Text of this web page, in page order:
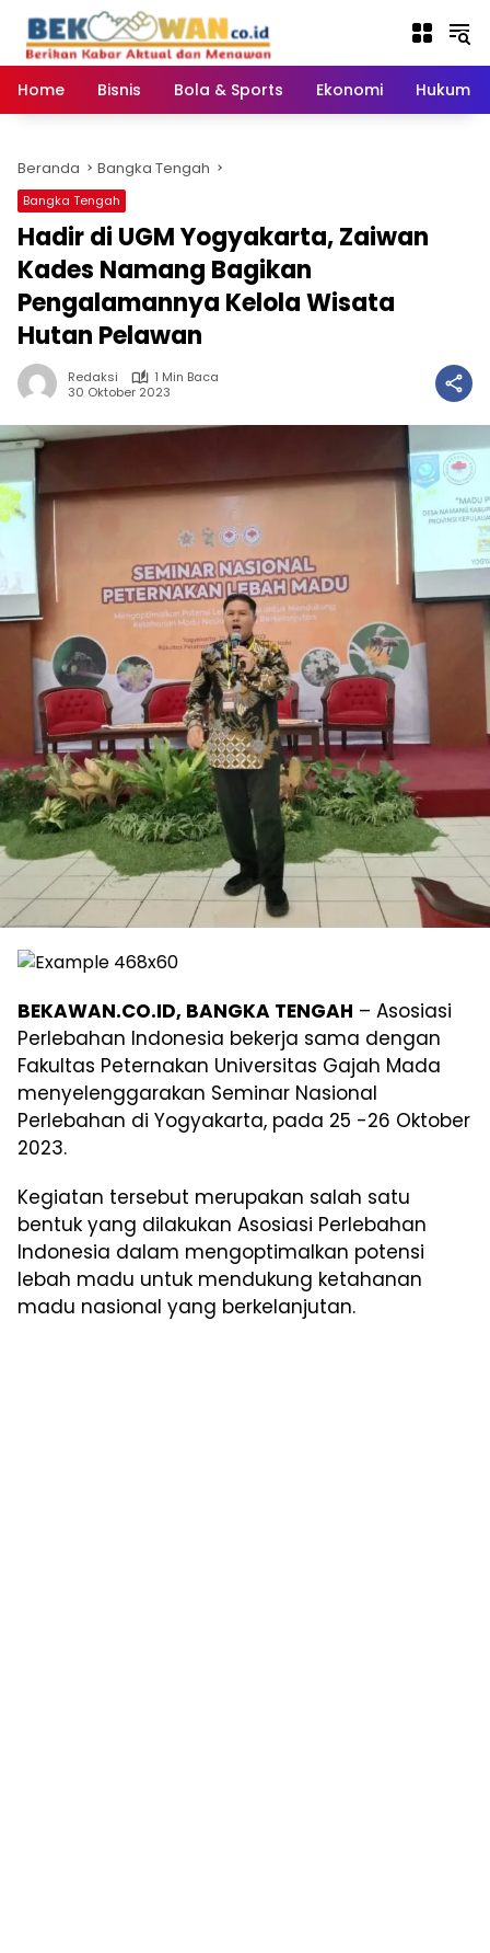
konten
Home
Bisnis Bola & Sports Ekonomi Hukum
Beranda Bangka Tengah
Bangka Tengah
Hadir di UGM Yogyakarta, Zaiwan
Kades Namang Bagikan
Pengalamannya Kelola Wisata
Hutan Pelawan
Redaksi
1 Min Baca
30 Oktober 2023
BEKAWAN.CO.ID, BANGKA TENGAH – Asosiasi
Perlebahan Indonesia bekerja sama dengan
Fakultas Peternakan Universitas Gajah Mada
menyelenggarakan Seminar Nasional
Perlebahan di Yogyakarta, pada 25 -26 Oktober
2023.
Kegiatan tersebut merupakan salah satu
bentuk yang dilakukan Asosiasi Perlebahan
Indonesia dalam mengoptimalkan potensi
lebah madu untuk mendukung ketahanan
madu nasional yang berkelanjutan.